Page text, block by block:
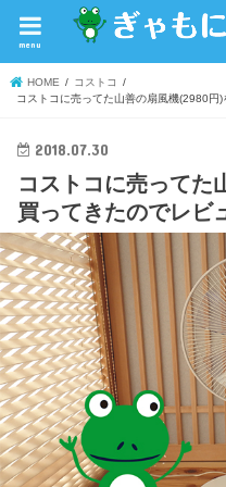
menu
HOME
コストコ
コストコに売ってた山善の扇風機(2980
2018.07.30
コストコに売ってた
買ってきたのでレビ